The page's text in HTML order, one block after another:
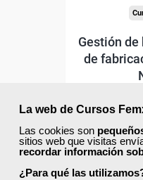
La web de Cursos
Las cookies son
sitios web que visitas
recordar información
¿Para qué las
Gestión
de
Online